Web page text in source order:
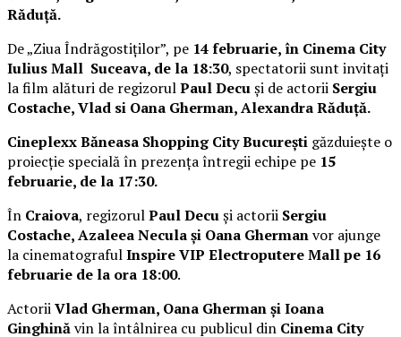
Răduță.
De „Ziua Îndrăgostiților”, pe 14 februarie, în Cinema City
Iulius Mall Suceava, de la 18:30, spectatorii sunt invitați
la film alături de regizorulPaul Decuși de actorii Sergiu
Costache, Vlad si Oana Gherman, Alexandra Răduță.
Cineplexx Băneasa Shopping City București găzduiește o
proiecție specială în prezența întregii echipe pe 15
februarie, de la 17:30.
În Craiova, regizorulPaul Decuși actorii Sergiu
Costache, Azaleea Necula și Oana Ghermanvor ajunge
la cinematografulInspire VIP Electroputere Mall pe 16
februarie de la ora 18:00.
ActoriiVlad Gherman, Oana Gherman și Ioana
Ginghinăvin la întâlnirea cu publicul din Cinema City